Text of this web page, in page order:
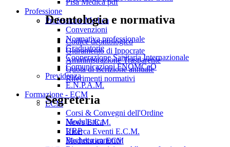
Deontologia e normativa
Codice deontologico
Giuramento di Ippocrate
Amministrazione Trasparente
Quota di iscrizione annuale
Riferimenti normativi
Segreteria
Modulistica
URP
Bacheca annunci
Professione
Professione Medica
Convenzioni
Normativa professionale
Graduatorie
Cooperazione Sanitaria Internazionale
Comunicazioni FNOMCeO
Previdenza
E.N.P.A.M.
Formazione - ECM
ECM
Corsi & Convegni dell'Ordine
News E.C.M.
Ricerca Eventi E.C.M.
Modulistica ECM